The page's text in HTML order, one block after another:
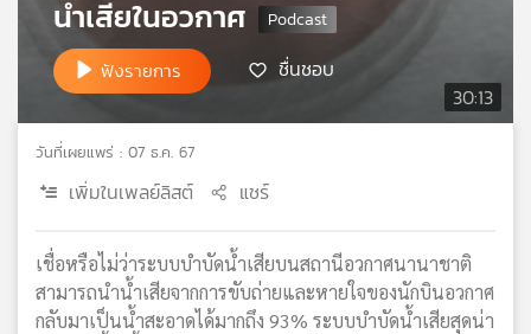
วิทยุ
เครือ
ข่าย
30:13
น้ำเสียในอวกาศ
ฟังรายการ ชื่นชอบ
วันที่เผยแพร่ : 07 ธ.ค. 67
เพิ่มในเพลย์ลิสต์ แชร์
เชื่อหรือไม่ว่าระบบบำบัดน้ำเสียบนสถานีอวกาศนานาชาติ
สามารถนำน้ำเสียจากการขับถ่ายและหายใจของนักบินอวกาศ
กลับมาเป็นน้ำสะอาดได้มากถึง 93% ระบบบำบัดน้ำเสียสุดน่า